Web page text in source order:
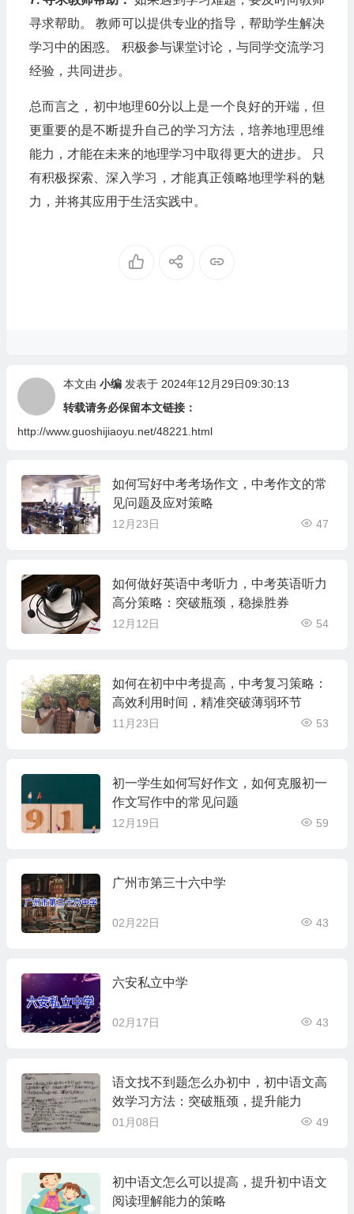
寻求帮助。 教师可以提供专业的指导，帮助学生解决
学习中的困惑。 积极参与课堂讨论，与同学交流学习
经验，共同进步。
总而言之，初中地理60分以上是一个良好的开端，但
更重要的是不断提升自己的学习方法，培养地理思维
能力，才能在未来的地理学习中取得更大的进步。 只
有积极探索、深入学习，才能真正领略地理学科的魅
力，并将其应用于生活实践中。
本文由 小编发表于 2024年12月29日09:30:13
转载请务必保留本文链接：
http://www.guoshijiaoyu.net/48221.html
如何写好中考考场作文，中考作文的常
见问题及应对策略
12月23日 47
如何做好英语中考听力，中考英语听力
高分策略：突破瓶颈，稳操胜券
12月12日 54
如何在初中中考提高，中考复习策略：
高效利用时间，精准突破薄弱环节
11月23日 53
初一学生如何写好作文，如何克服初一
作文写作中的常见问题
12月19日 59
广州市第三十六中学
02月22日 43
六安私立中学
02月17日 43
语文找不到题怎么办初中，初中语文高
效学习方法：突破瓶颈，提升能力
01月08日 49
初中语文怎么可以提高，提升初中语文
阅读理解能力的策略